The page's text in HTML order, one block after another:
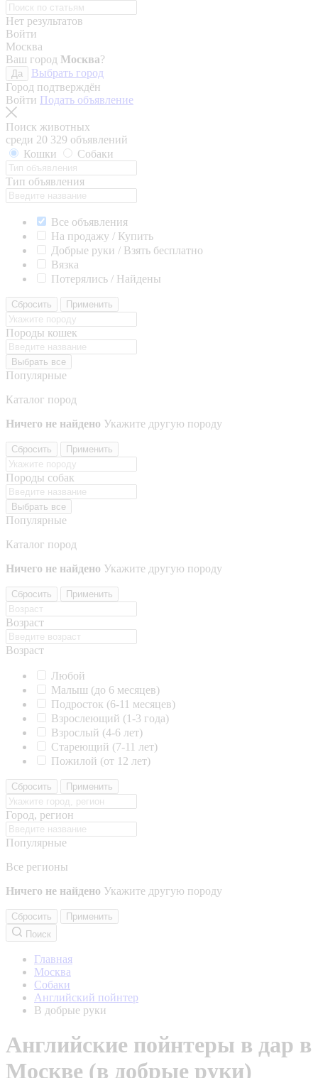
Нет результатов
Войти
Москва
Ваш город Москва?
Да
Выбрать город
Город подтверждён
Войти Подать объявление
Поиск животных
среди 20 329 объявлений
Кошки
Собаки
Тип объявления
Все объявления
На продажу / Купить
Добрые руки / Взять бесплатно
Вязка
Потерялись / Найдены
Сбросить Применить
Породы кошек
Выбрать все
Популярные
Каталог пород
Ничего не найдено Укажите другую породу
Сбросить Применить
Породы собак
Выбрать все
Популярные
Каталог пород
Ничего не найдено Укажите другую породу
Сбросить Применить
Возраст
Возраст
Любой
Малыш (до 6 месяцев)
Подросток (6-11 месяцев)
Взрослеющий (1-3 года)
Взрослый (4-6 лет)
Стареющий (7-11 лет)
Пожилой (от 12 лет)
Сбросить Применить
Город, регион
Популярные
Все регионы
Ничего не найдено Укажите другую породу
Сбросить
Применить
Поиск
Главная
Москва
Собаки
Английский пойнтер
В добрые руки
Английские пойнтеры в дар в
Москве (в добрые руки)